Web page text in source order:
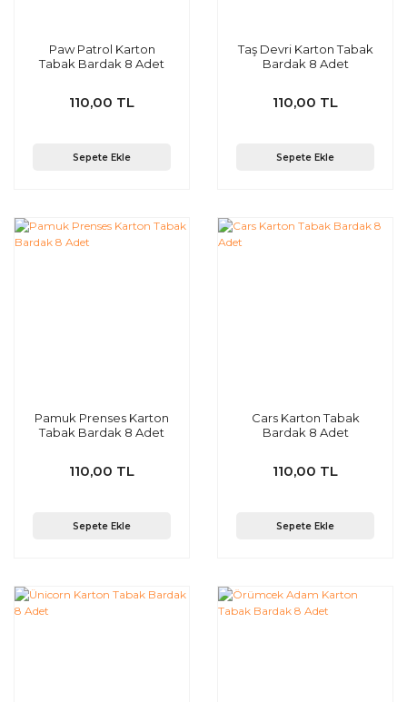
Paw Patrol Karton
Tabak Bardak 8 Adet
110,00 TL
Sepete Ekle
Taş Devri Karton Tabak
Bardak 8 Adet
110,00 TL
Sepete Ekle
Pamuk Prenses Karton
Tabak Bardak 8 Adet
110,00 TL
Sepete Ekle
Cars Karton Tabak
Bardak 8 Adet
110,00 TL
Sepete Ekle